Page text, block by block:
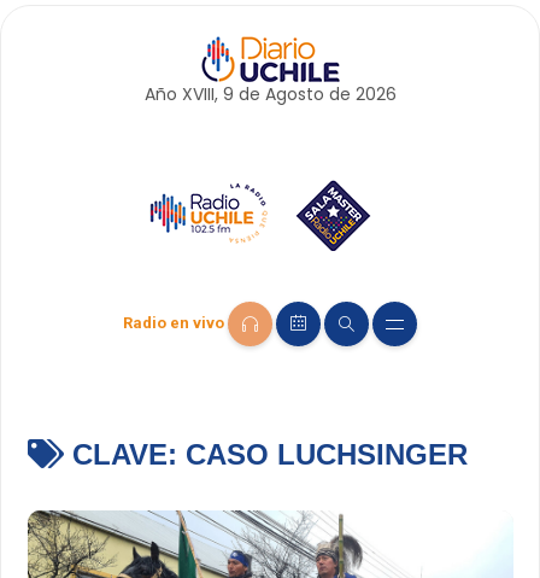
Año XVIII, 9 de Agosto de 2026
Radio en vivo
CLAVE: CASO LUCHSINGER